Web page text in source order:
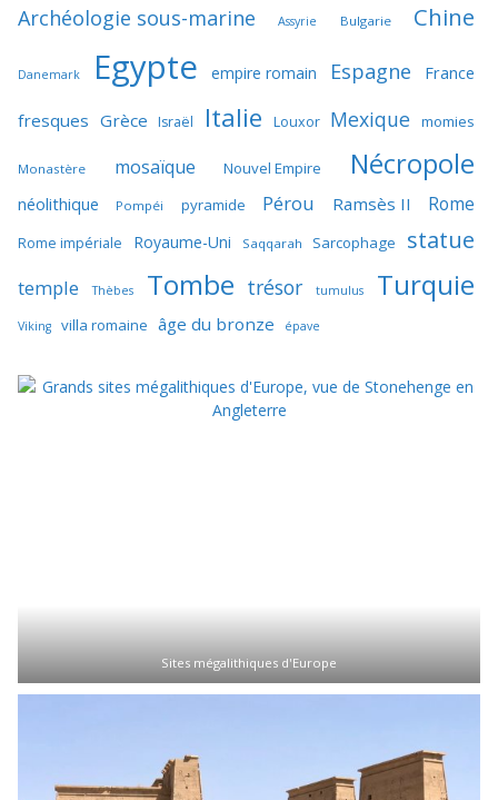
Archéologie sous-marine Assyrie Bulgarie Chine
Danemark Egypte empire romain Espagne France
fresques Grèce Israël Italie Louxor Mexique momies
Monastère mosaïque Nouvel Empire Nécropole
néolithique Pompéi pyramide Pérou Ramsès II Rome
Rome impériale Royaume-Uni Saqqarah Sarcophage statue
temple Thèbes Tombe trésor tumulus Turquie
Viking villa romaine âge du bronze épave
Sites mégalithiques d'Europe